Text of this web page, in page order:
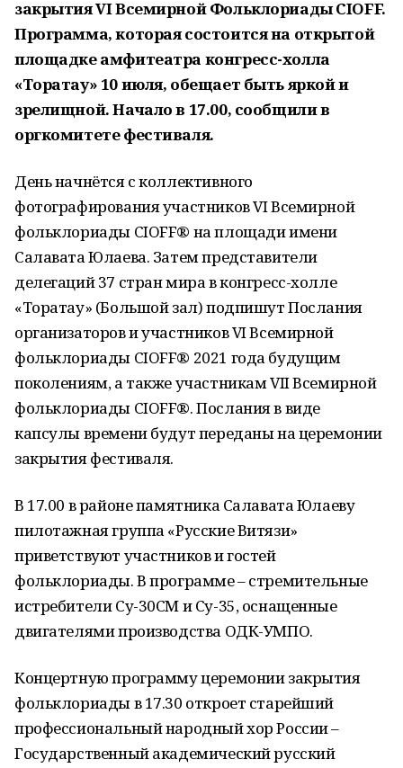
закрытия VI Всемирной Фольклориады CIOFF.
Программа, которая состоится на открытой
площадке амфитеатра конгресс-холла
«Торатау» 10 июля, обещает быть яркой и
зрелищной. Начало в 17.00, сообщили в
оргкомитете фестиваля.
День начнётся с коллективного
фотографирования участников VI Всемирной
фольклориады CIOFF® на площади имени
Салавата Юлаева. Затем представители
делегаций 37 стран мира в конгресс-холле
«Торатау» (Большой зал) подпишут Послания
организаторов и участников VI Всемирной
фольклориады CIOFF®️ 2021 года будущим
поколениям, а также участникам VII Всемирной
фольклориады CIOFF®️. Послания в виде
капсулы времени будут переданы на церемонии
закрытия фестиваля.
В 17.00 в районе памятника Салавата Юлаеву
пилотажная группа «Русские Витязи»
приветствуют участников и гостей
фольклориады. В программе – стремительные
истребители Су-30СМ и Су-35, оснащенные
двигателями производства ОДК-УМПО.
Концертную программу церемонии закрытия
фольклориады в 17.30 откроет старейший
профессиональный народный хор России –
Государственный академический русский